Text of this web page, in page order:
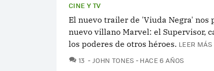
CINE Y TV
El nuevo trailer de 'Viuda Negra' nos
nuevo villano Marvel: el Supervisor,
los poderes de otros héroes. LEER MÁS
13 COMENTARIOS
JOHN TONES HACE 6 AÑOS